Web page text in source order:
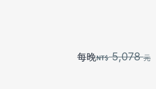
每晚 5,078元